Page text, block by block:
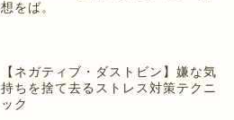
想をば。
【ネガティブ・ダストビン】嫌な気
持ちを捨て去るストレス対策テクニ
ック